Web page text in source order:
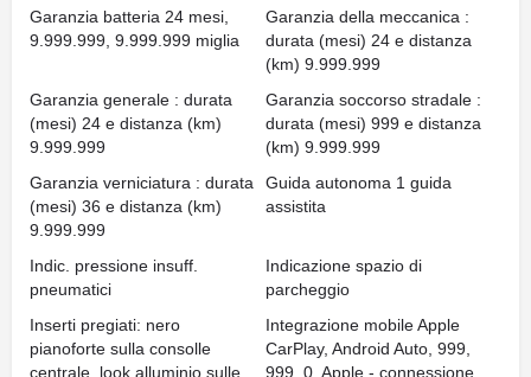
Garanzia batteria 24 mesi,
9.999.999, 9.999.999 miglia
Garanzia della meccanica :
durata (mesi) 24 e distanza
(km) 9.999.999
Garanzia generale : durata
(mesi) 24 e distanza (km)
9.999.999
Garanzia soccorso stradale :
durata (mesi) 999 e distanza
(km) 9.999.999
Garanzia verniciatura : durata
(mesi) 36 e distanza (km)
9.999.999
Guida autonoma 1 guida
assistita
Indic. pressione insuff.
pneumatici
Indicazione spazio di
parcheggio
Inserti pregiati: nero
pianoforte sulla consolle
centrale, look alluminio sulle
Integrazione mobile Apple
CarPlay, Android Auto, 999,
999, 0, Apple - connessione